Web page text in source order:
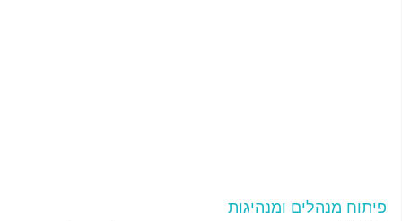
פיתוח מנהלים ומנהיגות